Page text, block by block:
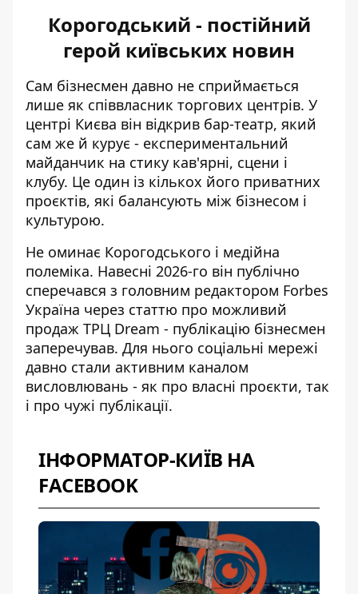
Корогодський - постійний
герой київських новин
Сам бізнесмен давно не сприймається
лише як співвласник торгових центрів. У
центрі Києва він відкрив бар-театр, який
сам же й курує - експериментальний
майданчик на стику кав'ярні, сцени і
клубу. Це один із кількох його приватних
проєктів, які балансують між бізнесом і
культурою.
Не оминає Корогодського і медійна
полеміка. Навесні 2026-го він публічно
сперечався з головним редактором Forbes
Україна через статтю про можливий
продаж ТРЦ Dream - публікацію бізнесмен
заперечував. Для нього соціальні мережі
давно стали активним каналом
висловлювань - як про власні проєкти, так
і про чужі публікації.
ІНФОРМАТОР-КИЇВ НА
FACEBOOK